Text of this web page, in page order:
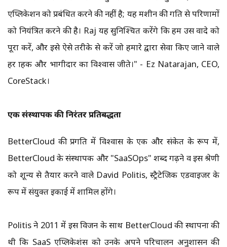
एप्लिकेशन को प्रबंधित करने की नहीं है; यह मशीन की गति से परिणामों
को नियंत्रित करने की है। Raj यह सुनिश्चित करेंगे कि हम उस वादे को
पूरा करें, और इसे ऐसे तरीके से करें जो हमारे द्वारा सेवा किए जाने वाले
हर ग्राहक और भागीदार का विश्वास जीते।" - Ez Natarajan, CEO,
CoreStack।
एक संस्थापक की निरंतर प्रतिबद्धता
BetterCloud की प्रगति में विश्वास के एक और संकेत के रूप में,
BetterCloud के संस्थापक और "SaaSOps" शब्द गढ़ने व इस श्रेणी
को शून्य से तैयार करने वाले David Politis, स्ट्रैटेजिक एडवाइजर के
रूप में संयुक्त इकाई में शामिल होंगे।
Politis ने 2011 में इस विजन के साथ BetterCloud की स्थापना की
थी कि SaaS एप्लिकेशंस को उनके अपने परिचालन अनुशासन की